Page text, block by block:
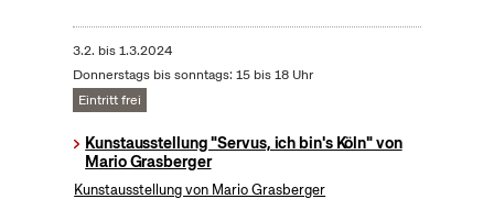
3.2. bis1.3.2024
Donnerstags bis sonntags: 15 bis 18 Uhr
Eintritt frei
Kunstausstellung "Servus, ich bin's Köln" von
Mario Grasberger
Kunstausstellung von Mario Grasberger